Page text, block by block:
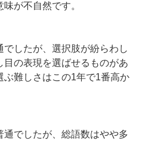
が不自然です。
したが、選択肢が紛らわし
の表現を選ばせるものがあ
ぶ難しさはこの1年で1番高か
でしたが、総語数はやや多